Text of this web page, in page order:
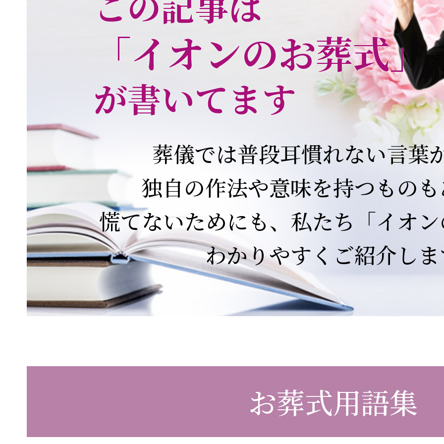
「イオンのお葬式」
が書いてます
葬儀では普段耳慣れない言葉
独自の作法や意味を持つもの
慌てないためにも、私たち「イオ
わかりやすくご紹介し
お葬式用語集